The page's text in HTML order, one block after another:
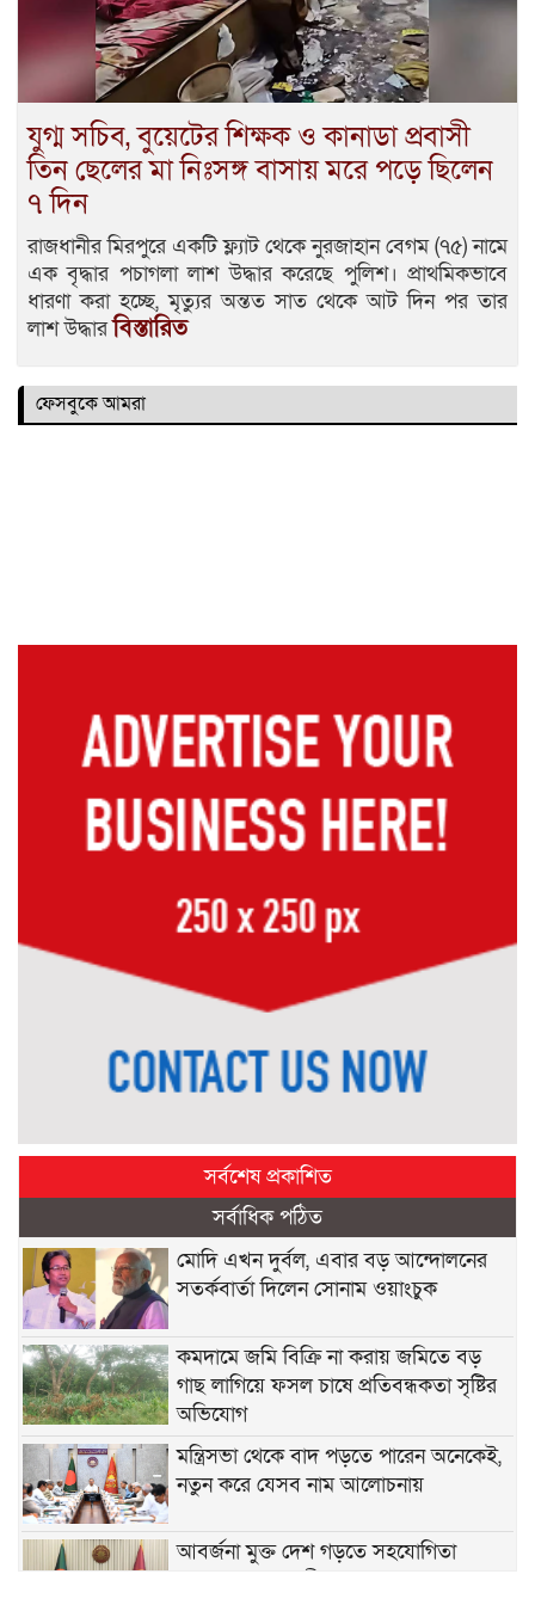
যুগ্ম সচিব, বুয়েটের শিক্ষক ও কানাডা প্রবাসী
তিন ছেলের মা নিঃসঙ্গ বাসায় মরে পড়ে ছিলেন
৭ দিন
রাজধানীর মিরপুরে একটি ফ্ল্যাট থেকে নুরজাহান বেগম (৭৫) নামে
এক বৃদ্ধার পচাগলা লাশ উদ্ধার করেছে পুলিশ। প্রাথমিকভাবে
ধারণা করা হচ্ছে, মৃত্যুর অন্তত সাত থেকে আট দিন পর তার
লাশ উদ্ধারবিস্তারিত
ফেসবুকে আমরা
সর্বশেষ প্রকাশিত
সর্বাধিক পঠিত
মোদি এখন দুর্বল, এবার বড় আন্দোলনের
সতর্কবার্তা দিলেন সোনাম ওয়াংচুক
কমদামে জমি বিক্রি না করায় জমিতে বড়
গাছ লাগিয়ে ফসল চাষে প্রতিবন্ধকতা সৃষ্টির
অভিযোগ
মন্ত্রিসভা থেকে বাদ পড়তে পারেন অনেকেই,
নতুন করে যেসব নাম আলোচনায়
আবর্জনা মুক্ত দেশ গড়তে সহযোগিতা